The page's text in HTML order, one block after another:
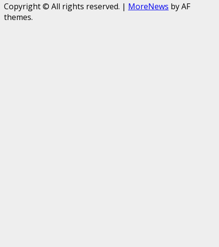
Copyright © All rights reserved. | MoreNews by AF
themes.